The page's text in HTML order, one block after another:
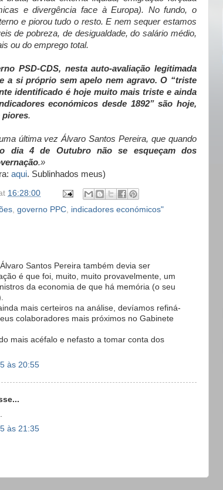
e divergência face à Europa). No fundo, o
e piorou tudo o resto. E nem sequer estamos
de pobreza, de desigualdade, do salário médio,
ou do emprego total.
PSD-CDS, nesta auto-avaliação legitimada
a si próprio sem apelo nem agravo. O “triste
identificado é hoje muito mais triste e ainda
económicos desde 1892” são hoje,
piores.
última vez Álvaro Santos Pereira, que quando
dia 4 de Outubro não se esqueçam dos
.»
aqui. Sublinhados meus)
16:28:00
governo PPC indicadores económicos"
Santos Pereira também devia ser
é que foi, muito, muito provavelmente, um
da economia de que há memória (o seu
mais certeiros na análise, devíamos refiná-
colaboradores mais próximos no Gabinete
mais acéfalo e nefasto a tomar conta dos
às 20:55
às 21:35